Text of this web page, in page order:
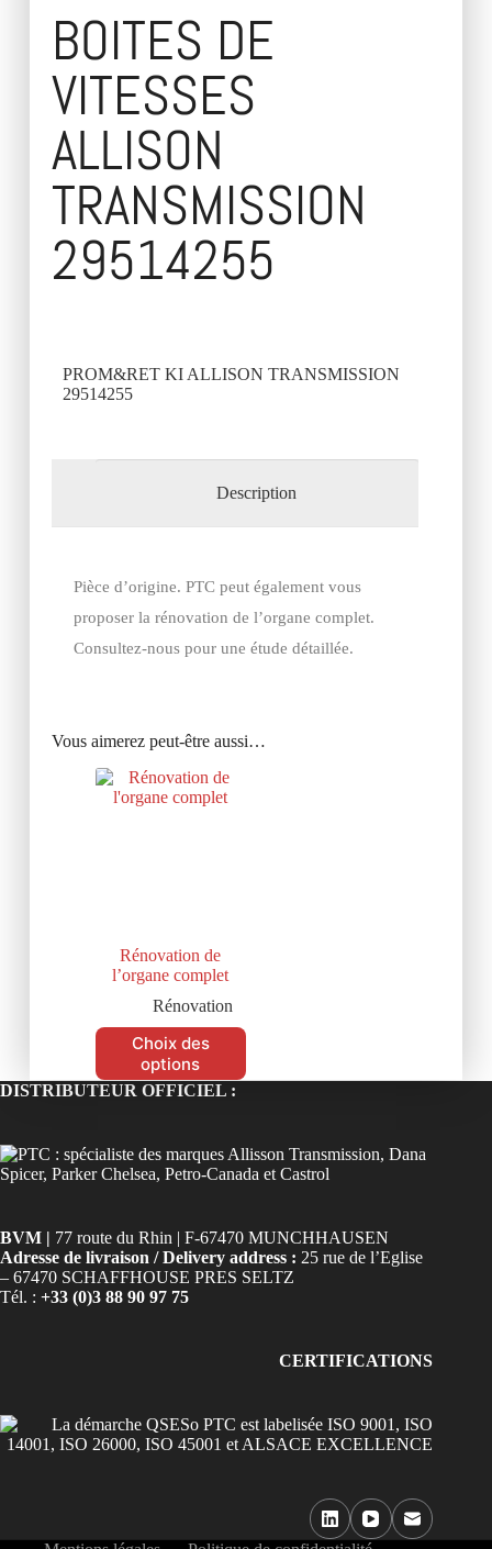
BOITES DE
VITESSES
ALLISON
TRANSMISSION
29514255
PROM&RET KI ALLISON TRANSMISSION
29514255
Description
Pièce d’origine. PTC peut également vous
proposer la rénovation de l’organe complet.
Consultez-nous pour une étude détaillée.
Vous aimerez peut-être aussi…
Rénovation de
l’organe complet
Rénovation
Choix des
options
DISTRIBUTEUR OFFICIEL :
BVM | 77 route du Rhin | F-67470 MUNCHHAUSEN
Adresse de livraison / Delivery address : 25 rue de l’Eglise
– 67470 SCHAFFHOUSE PRES SELTZ
Tél. : +33 (0)3 88 90 97 75
CERTIFICATIONS